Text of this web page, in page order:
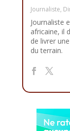
Journaliste,
Journaliste
africaine, il
de livrer
du terrain.